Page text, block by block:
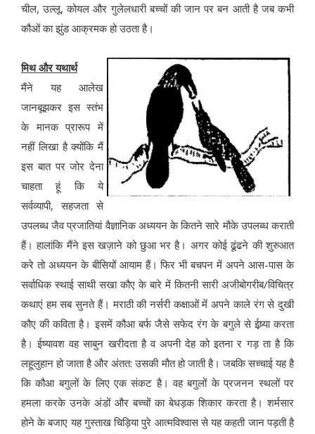
चील, उल्लू, कोयल और गुलेलधारी बच्चों की जान पर बन आती है जब कभी
कौओं का झुंड आक्रमक हो उठता है।
मिथ और यथार्थ
मैंने यह आलेख
जानबूझकर इस स्तंभ
के मानक प्रारूप में
नहीं लिखा है क्योंकि मैं
इस बात पर जोर देना
चाहता हूं कि ये
सर्वव्यापी, सहजता से
उपलब्ध जैव प्रजातियां वैज्ञानिक अध्ययन के कितने सारे मौके उपलब्ध कराती
हैं। हालांकि मैंने इस खज़ाने को छुआ भर है। अगर कोई ढूंढने की शुरुआत
करे तो अध्ययन के बीसियों आयाम हैं। फिर भी बचपन में अपने आस-पास के
सर्वाधिक स्थाई साथी सखा कौए के बारे में कितनी सारी अजीबोगरीब/विचित्र
कथाएं हम सब सुनते हैं। मराठी की नर्सरी कक्षाओं में अपने काले रंग से दुखी
कौए की कविता है। इसमें कौआ बर्फ जैसे सफेद रंग के बगुले से ईष्र्या करता
है। ईष्यावश वह साबुन खरीदता है व अपनी देह को इतना र गड़ ता है कि
लहूलुहान हो जाता है और अंतत: उसकी मौत हो जाती है। जबकि सच्चाई यह है
कि कौआ बगुलों के लिए एक संकट है। वह बगुलों के प्रजनन स्थलों पर
हमला करके उनके अंडों और बच्चों का बेधड़क शिकार करता है। शर्मसार
होने के बजाए यह गुस्ताख चिड़िया पुरे आत्मविश्वास से यह कहती जान पड़ती है